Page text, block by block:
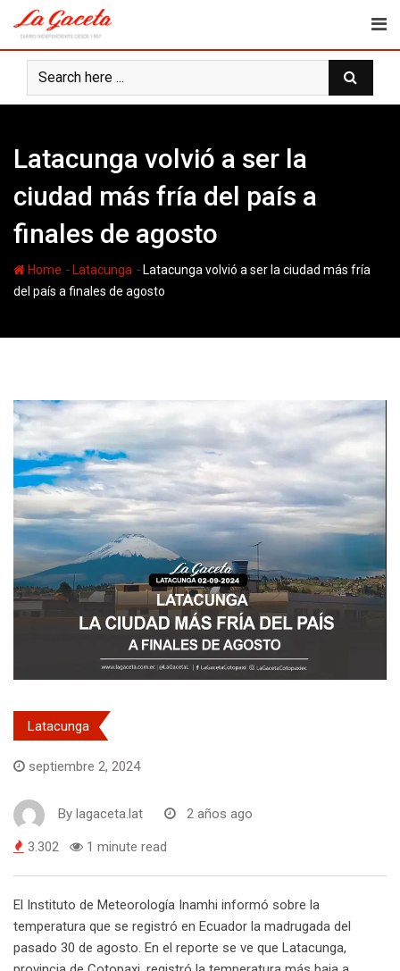
content
Latacunga volvió a ser la
ciudad más fría del país a
finales de agosto
Home - Latacunga - Latacunga volvió a ser la ciudad más fría
del país a finales de agosto
Latacunga
septiembre 2, 2024
By lagaceta.lat 2 años ago
3.302 1 minute read
El Instituto de Meteorología Inamhi informó sobre la
temperatura que se registró en Ecuador la madrugada del
pasado 30 de agosto. En el reporte se ve que Latacunga,